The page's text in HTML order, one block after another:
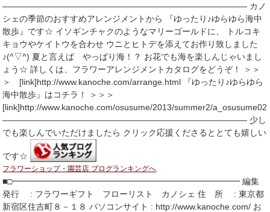
――――――――――――――――――――――――――――― カノ
シェの季節のおすすめアレンジメントから 『ゆったり♪ゆらゆら海中
散歩』です☆ イソギンチャクのようなマリーゴールドに、 トルコキ
キョウやケイトウを合わせ ウニとヒトデを添えてお作り致しました
♪(^▽^) 夏と言えば やっぱり海！？ お花でも海を楽しんじゃいまし
ょう☆ 詳しくは、フラワーアレンジメントカタログをどうぞ！ ＞＞
＞ [link]http://www.kanoche.com/arrange.html 『ゆったり♪ゆらゆら
海中散歩』はコチラ！ ＞＞＞
[link]http://www.kanoche.com/osusume/2013/summer2/
――――――――――――――――――――――――――――― 少し
でも楽しんでいただけましたら クリック応援くださるととても嬉しい
です☆
フラワーショップ・園芸店 ブログランキングへ
■□━━━━━━━━━━━━━━━━━━━━━━━━━━━ 編集
発行 : フラワーギフト フローリスト カノシェ 住 所 : 東京都
新宿区住吉町８－１８ パソコンサイト : http://www.kanoche.com/ お